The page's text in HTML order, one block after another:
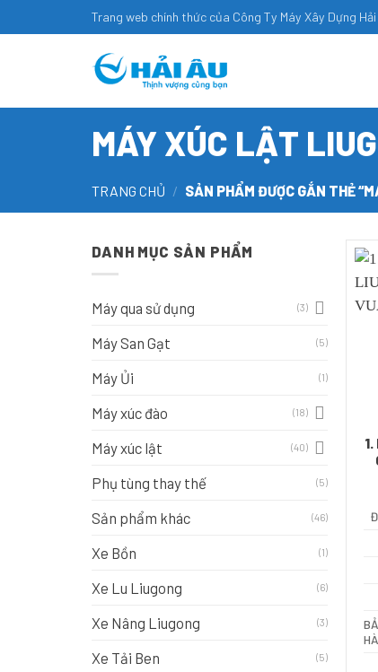
to
Trang web chính thức của Công Ty Máy Xây Dựng Hải
MÁY XÚC LẬT
TRANG CHỦ / SẢN PHẨM ĐƯỢC GẮN THẺ
DANH MỤC SẢN PHẨM
Máy qua sử dụng (3)
Máy San Gạt (5)
Máy Ủi (1)
Máy xúc đào (18)
Máy xúc lật (40)
Phụ tùng thay thế (5)
Sản phẩm khác (46)
Xe Bồn (1)
Xe Lu Liugong (6)
Xe Nâng Liugong (3)
Xe Tải Ben (5)